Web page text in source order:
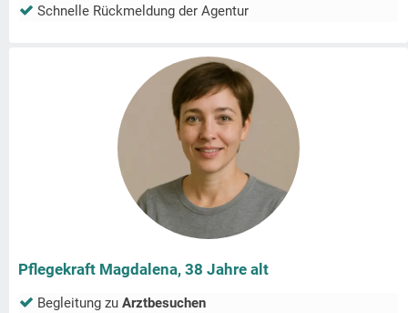
Schnelle Rückmeldung der Agentur
Pflegekraft Magdalena, 38 Jahre alt
Begleitung zu Arztbesuchen